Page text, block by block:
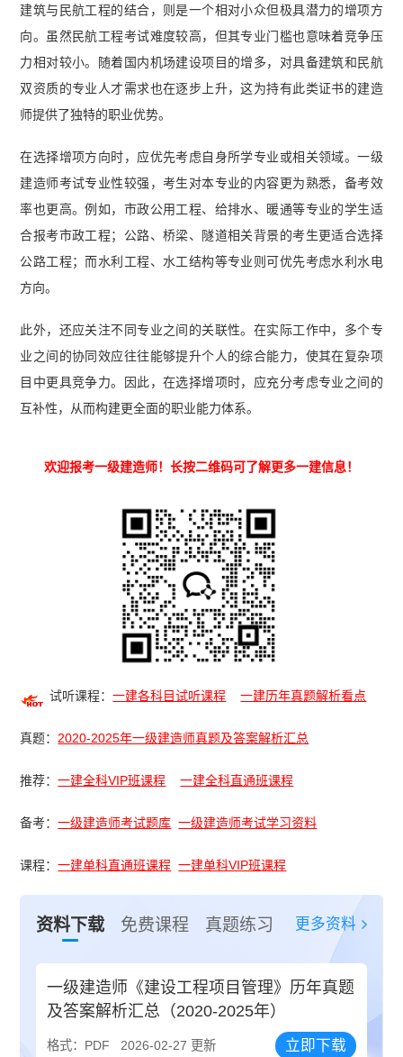
建筑与民航工程的结合，则是一个相对小众但极具潜力的增项方
向。虽然民航工程考试难度较高，但其专业门槛也意味着竞争压
力相对较小。随着国内机场建设项目的增多，对具备建筑和民航
双资质的专业人才需求也在逐步上升，这为持有此类证书的建造
师提供了独特的职业优势。
在选择增项方向时，应优先考虑自身所学专业或相关领域。一级
建造师考试专业性较强，考生对本专业的内容更为熟悉，备考效
率也更高。例如，市政公用工程、给排水、暖通等专业的学生适
合报考市政工程；公路、桥梁、隧道相关背景的考生更适合选择
公路工程；而水利工程、水工结构等专业则可优先考虑水利水电
方向。
此外，还应关注不同专业之间的关联性。在实际工作中，多个专
业之间的协同效应往往能够提升个人的综合能力，使其在复杂项
目中更具竞争力。因此，在选择增项时，应充分考虑专业之间的
互补性，从而构建更全面的职业能力体系。
欢迎报考一级建造师！长按二维码可了解更多一建信息！
试听课程：一建各科目试听课程 一建历年真题解析看点
真题：2020-2025年一级建造师真题及答案解析汇总
推荐：一建全科VIP班课程 一建全科直通班课程
备考：一级建造师考试题库 一级建造师考试学习资料
课程：一建单科直通班课程 一建单科VIP班课程
资料下载 免费课程 真题练习 更多资料
一级建造师《建设工程项目管理》历年真题
及答案解析汇总（2020-2025年）
格式：PDF 2026-02-27 更新 立即下载